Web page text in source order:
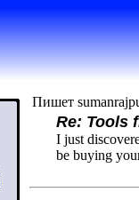
Пишет
Re: Tools
I just
be buying